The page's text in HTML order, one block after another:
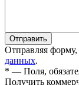
Отправляя форму,
данных.
* — Поля,
Получить